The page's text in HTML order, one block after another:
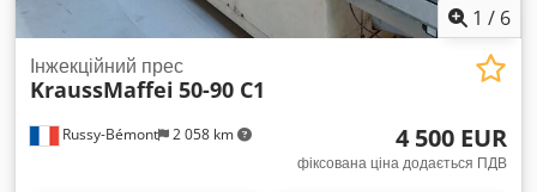
1 / 6
Russy-Bémont 2 058 km
Інжекційний прес
KraussMaffei 50-90 C1
4 500 EUR
фіксована ціна додається ПДВ